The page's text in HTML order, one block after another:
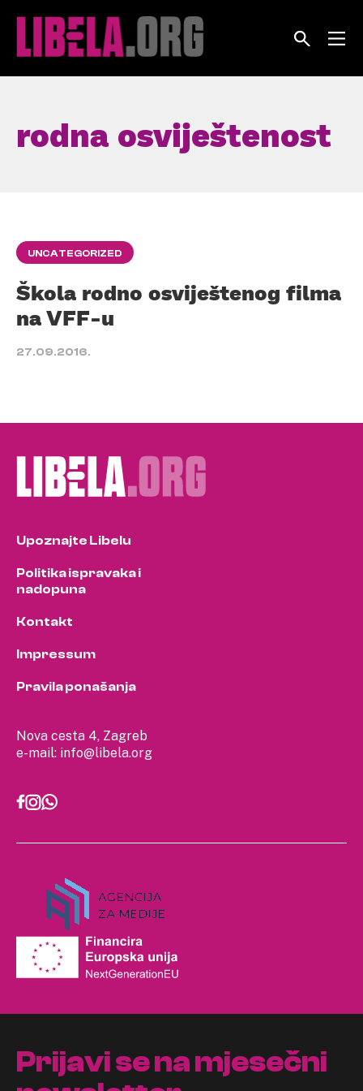
rodna osviještenost
UNCATEGORIZED
Škola rodno osviještenog filma
na VFF-u
27.09.2016.
Nova cesta 4, Zagreb
e-mail: info@libela.org
Upoznajte Libelu
Politika ispravaka i
nadopuna
Kontakt
Impressum
Pravila ponašanja
Prijavi se na mjesečni